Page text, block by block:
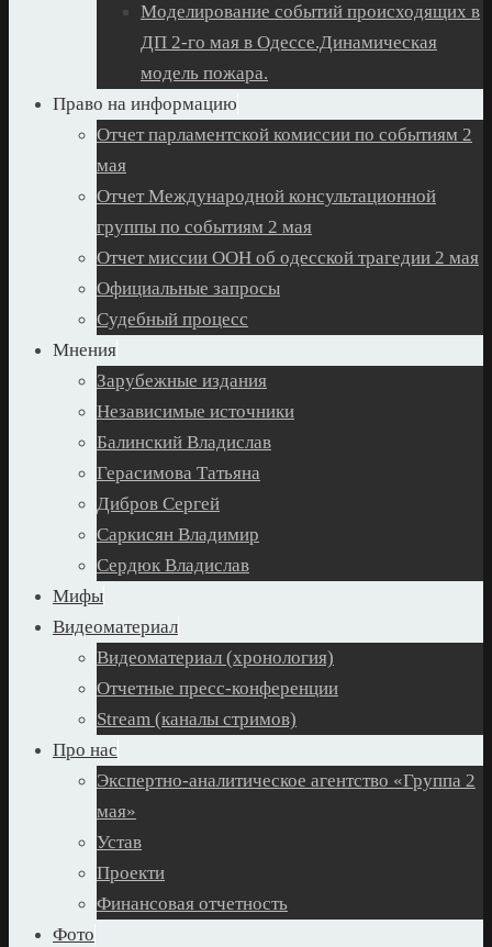
Моделирование событий происходящих в
ДП 2-го мая в Одессе.Динамическая
модель пожара.
Право на информацию
Отчет парламентской комиссии по событиям 2
мая
Отчет Международной консультационной
группы по событиям 2 мая
Отчет миссии ООН об одесской трагедии 2 мая
Официальные запросы
Судебный процесс
Мнения
Зарубежные издания
Независимые источники
Балинский Владислав
Герасимова Татьяна
Дибров Сергей
Саркисян Владимир
Сердюк Владислав
Мифы
Видеоматериал
Видеоматериал (хронология)
Отчетные пресс-конференции
Stream (каналы стримов)
Про нас
Экспертно-аналитическое агентство «Группа 2
мая»
Устав
Проекти
Финансовая отчетность
Фото